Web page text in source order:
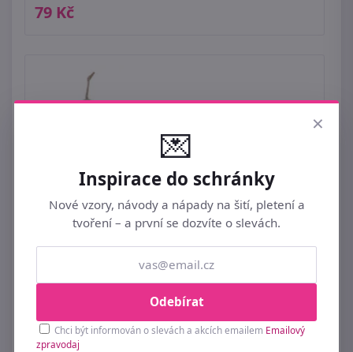
79 Kč
×
💌
Inspirace do schránky
Nové vzory, návody a nápady na šití, pletení a
tvoření – a první se dozvíte o slevách.
Odebírat
Chci být informován o slevách a akcích emailem Emailový
zpravodaj